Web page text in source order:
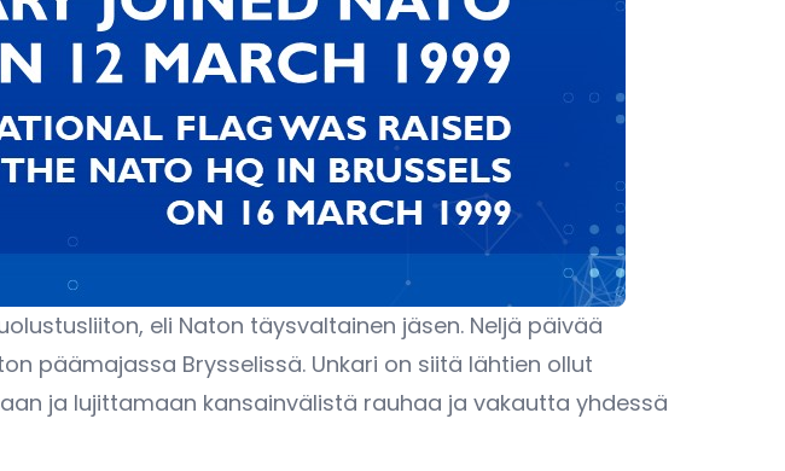
eli Naton täysvaltainen jäsen. Neljä päivää
päämajassa Brysselissä. Unkari on siitä lähtien ollut
ja lujittamaan kansainvälistä rauhaa ja vakautta yhdessä